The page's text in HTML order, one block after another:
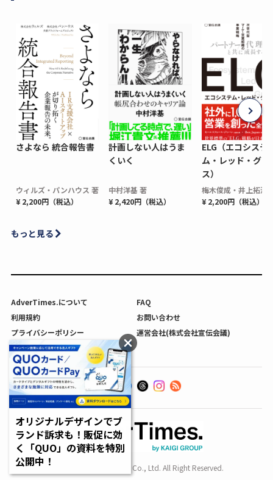
さよなら 統合報告書
ウィルズ・パンハウス 著
¥ 2,200円（税込）
計画しない人はうま
くいく
中村洋基 著
¥ 2,420円（税込）
ELG（エコシステ
ム・レッド・グロ
ス）
梅木俊成・井上拓海
¥ 2,200円（税込）
もっと見る
AdverTimes.について
FAQ
利用規約
お問い合わせ
プライバシーポリシー
運営会社(株式会社宣伝会議)
利用者情報の外部送信について
Copyright SENDENKAIGI Co., Ltd. All Right Reserved.
オリジナルデザインでブ
ランド訴求も！販促に効
く「QUO」の資料を特別
公開中！